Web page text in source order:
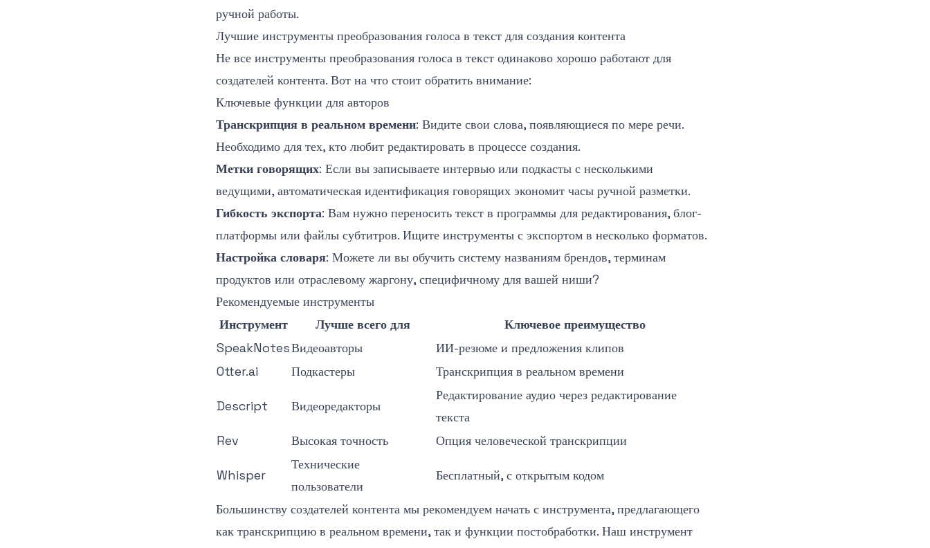
ручной работы.
Лучшие инструменты преобразования голоса в текст для создания контента
Не все инструменты преобразования голоса в текст одинаково хорошо работают для
создателей контента. Вот на что стоит обратить внимание:
Ключевые функции для авторов
Транскрипция в реальном времени: Видите свои слова, появляющиеся по мере речи.
Необходимо для тех, кто любит редактировать в процессе создания.
Метки говорящих: Если вы записываете интервью или подкасты с несколькими
ведущими, автоматическая идентификация говорящих экономит часы ручной разметки.
Гибкость экспорта: Вам нужно переносить текст в программы для редактирования, блог-
платформы или файлы субтитров. Ищите инструменты с экспортом в несколько форматов.
Настройка словаря: Можете ли вы обучить систему названиям брендов, терминам
продуктов или отраслевому жаргону, специфичному для вашей ниши?
Рекомендуемые инструменты
Инструмент
Лучше всего для
Ключевое преимущество
SpeakNotesВидеоавторы
ИИ-резюме и предложения клипов
Otter.ai
Подкастеры Транскрипция в реальном времени
Descript Видеоредакторы
Редактирование аудио через редактирование
текста
Rev
Высокая точность Опция человеческой транскрипции
Whisper
Технические
пользователи
Бесплатный, с открытым кодом
Большинству создателей контента мы рекомендуем начать с инструмента, предлагающего
как транскрипцию в реальном времени, так и функции постобработки. Наш инструмент